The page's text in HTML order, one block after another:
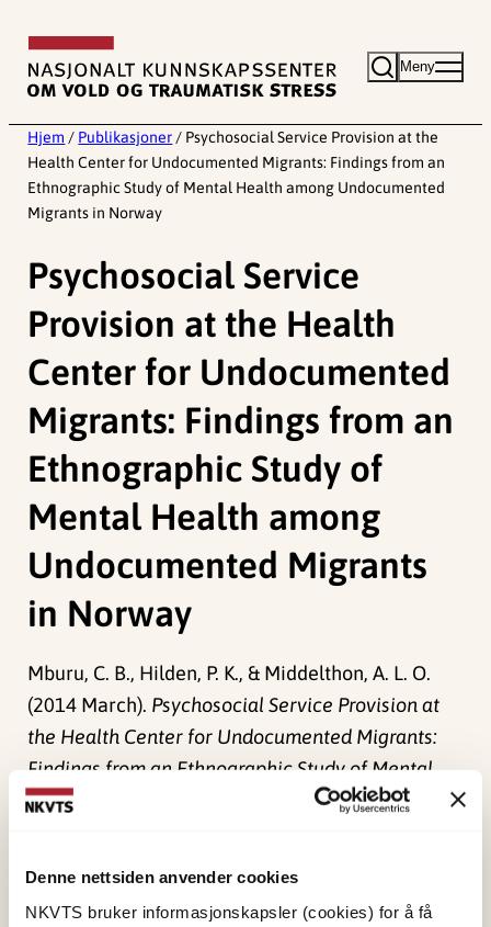
Denne nettsiden anvender cookies
NKVTS bruker informasjonskapsler (cookies) for å få
innhold
Meny
Hjem / Publikasjoner / Psychosocial Service Provision at the
Health Center for Undocumented Migrants: Findings from an
Ethnographic Study of Mental Health among Undocumented
Migrants in Norway
Psychosocial Service
Provision at the Health
Center for Undocumented
Migrants: Findings from an
Ethnographic Study of
Mental Health among
Undocumented Migrants
in Norway
Mburu, C. B., Hilden, P. K., & Middelthon, A. L. O.
(2014 March). Psychosocial Service Provision at
the Health Center for Undocumented Migrants:
Findings from an Ethnographic Study of Mental
Health among Undocumented Migrants in